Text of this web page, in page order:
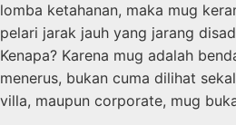
lomba ketahanan, maka mug
pelari jarak jauh yang jarang
Kenapa? Karena mug adalah
menerus, bukan cuma dilihat
villa, maupun corporate, mug